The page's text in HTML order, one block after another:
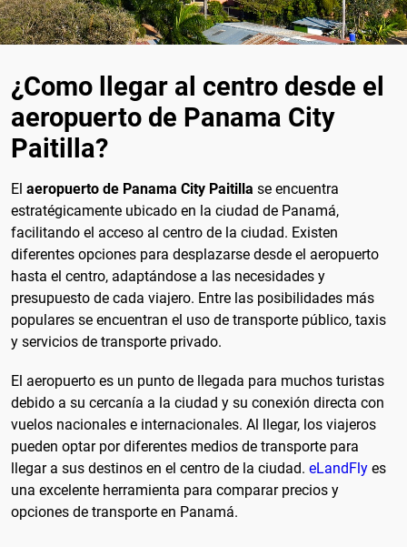
¿Como llegar al centro desde el
aeropuerto de Panama City
Paitilla?
El aeropuerto de Panama City Paitilla se encuentra
estratégicamente ubicado en la ciudad de Panamá,
facilitando el acceso al centro de la ciudad. Existen
diferentes opciones para desplazarse desde el aeropuerto
hasta el centro, adaptándose a las necesidades y
presupuesto de cada viajero. Entre las posibilidades más
populares se encuentran el uso de transporte público, taxis
y servicios de transporte privado.
El aeropuerto es un punto de llegada para muchos turistas
debido a su cercanía a la ciudad y su conexión directa con
vuelos nacionales e internacionales. Al llegar, los viajeros
pueden optar por diferentes medios de transporte para
llegar a sus destinos en el centro de la ciudad. eLandFly es
una excelente herramienta para comparar precios y
opciones de transporte en Panamá.